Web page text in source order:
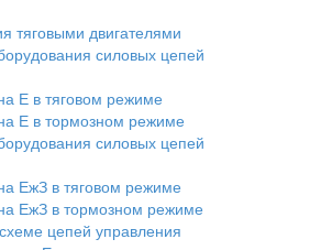
тяговыми двигателями
силовых цепей
Е в тяговом режиме
Е в тормозном режиме
силовых цепей
ЕжЗ в тяговом режиме
ЕжЗ в тормозном режиме
цепей управления